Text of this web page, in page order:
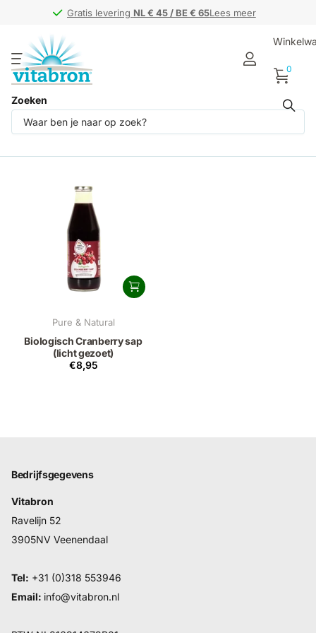
Gratis levering NL € 45 / BE € 65Lees meer
Gratis levering NL € 45 / BE € 65
Zoeken
0
Producten (1)
Pure & Natural
Biologisch Cranberry sap
(licht gezoet)
€8,95
Bedrijfsgegevens
Vitabron
Ravelijn 52
3905NV Veenendaal
Tel: +31 (0)318 553946
Email: info@vitabron.nl